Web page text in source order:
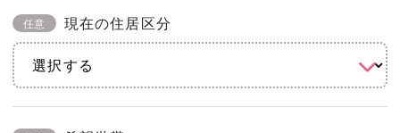
任意 現在の住居区分